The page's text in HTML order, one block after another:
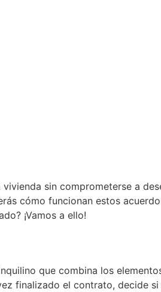
sin comprometerse a
cómo funcionan estos
¡Vamos a ello!
que combina los
finalizado el contrato, decide